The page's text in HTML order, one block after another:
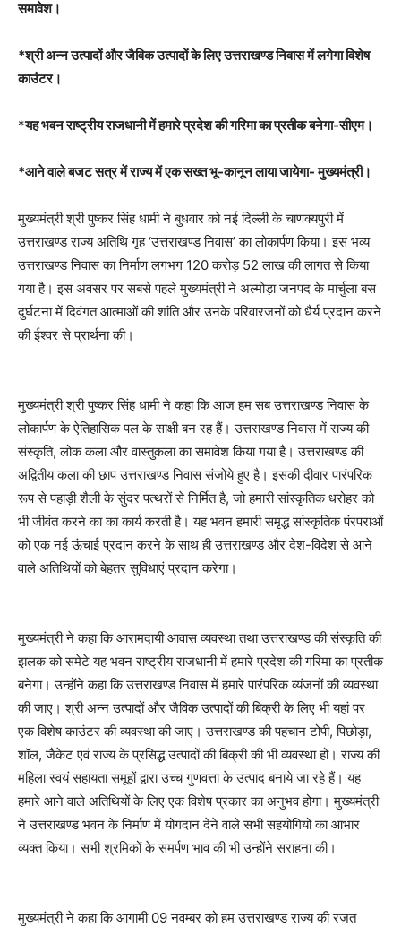
समावेश।
*श्री अन्न उत्पादों और जैविक उत्पादों के लिए उत्तराखण्ड निवास में लगेगा विशेष
काउंटर।
*यह भवन राष्ट्रीय राजधानी में हमारे प्रदेश की गरिमा का प्रतीक बनेगा-सीएम।
*आने वाले बजट सत्र में राज्य में एक सख्त भू-कानून लाया जायेगा- मुख्यमंत्री।
मुख्यमंत्री श्री पुष्कर सिंह धामी ने बुधवार को नई दिल्ली के चाणक्यपुरी में
उत्तराखण्ड राज्य अतिथि गृह ‘उत्तराखण्ड निवास’ का लोकार्पण किया। इस भव्य
उत्तराखण्ड निवास का निर्माण लगभग 120 करोड़ 52 लाख की लागत से किया
गया है। इस अवसर पर सबसे पहले मुख्यमंत्री ने अल्मोड़ा जनपद के मार्चुला बस
दुर्घटना में दिवंगत आत्माओं की शांति और उनके परिवारजनों को धैर्य प्रदान करने
की ईश्वर से प्रार्थना की।
मुख्यमंत्री श्री पुष्कर सिंह धामी ने कहा कि आज हम सब उत्तराखण्ड निवास के
लोकार्पण के ऐतिहासिक पल के साक्षी बन रह हैं। उत्तराखण्ड निवास में राज्य की
संस्कृति, लोक कला और वास्तुकला का समावेश किया गया है। उत्तराखण्ड की
अद्वितीय कला की छाप उत्तराखण्ड निवास संजोये हुए है। इसकी दीवार पारंपरिक
रूप से पहाड़ी शैली के सुंदर पत्थरों से निर्मित है, जो हमारी सांस्कृतिक धरोहर को
भी जीवंत करने का का कार्य करती है। यह भवन हमारी समृद्ध सांस्कृतिक पंरपराओं
को एक नई ऊंचाई प्रदान करने के साथ ही उत्तराखण्ड और देश-विदेश से आने
वाले अतिथियों को बेहतर सुविधाएं प्रदान करेगा।
मुख्यमंत्री ने कहा कि आरामदायी आवास व्यवस्था तथा उत्तराखण्ड की संस्कृति की
झलक को समेटे यह भवन राष्ट्रीय राजधानी में हमारे प्रदेश की गरिमा का प्रतीक
बनेगा। उन्होंने कहा कि उत्तराखण्ड निवास में हमारे पारंपरिक व्यंजनों की व्यवस्था
की जाए। श्री अन्न उत्पादों और जैविक उत्पादों की बिक्री के लिए भी यहां पर
एक विशेष काउंटर की व्यवस्था की जाए। उत्तराखण्ड की पहचान टोपी, पिछोड़ा,
शॉल, जैकेट एवं राज्य के प्रसिद्ध उत्पादों की बिक्री की भी व्यवस्था हो। राज्य की
महिला स्वयं सहायता समूहों द्वारा उच्च गुणवत्ता के उत्पाद बनाये जा रहे हैं। यह
हमारे आने वाले अतिथियों के लिए एक विशेष प्रकार का अनुभव होगा। मुख्यमंत्री
ने उत्तराखण्ड भवन के निर्माण में योगदान देने वाले सभी सहयोगियों का आभार
व्यक्त किया। सभी श्रमिकों के समर्पण भाव की भी उन्होंने सराहना की।
मुख्यमंत्री ने कहा कि आगामी 09 नवम्बर को हम उत्तराखण्ड राज्य की रजत